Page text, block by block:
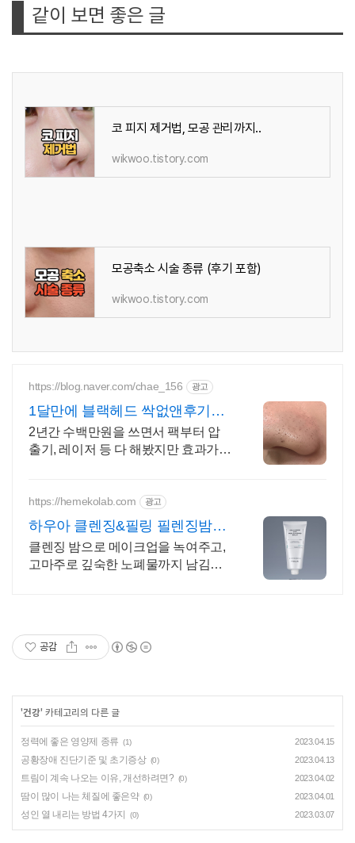
같이 보면 좋은 글
코 피지 제거법, 모공 관리까지..
wikwoo.tistory.com
모공축소 시술 종류 (후기 포함)
wikwoo.tistory.com
https://blog.naver.com/chae_156 광고
1달만에 블랙헤드 싹없앤후기
(시술X)
2년간 수백만원을 쓰면서 팩부터 압
출기, 레이저 등 다 해봤지만 효과가
https://hemekolab.com 광고
하우아 클렌징&필링 필렌징밤
NEW 클렌징 대란템 GET
클렌징 밤으로 메이크업을 녹여주고,
고마주로 깊숙한 노폐물까지 남김없
공감
'건강' 카테고리의 다른 글
정력에 좋은 영양제 종류 (1) 2023.04.15
공황장애 진단기준 및 초기증상 (0) 2023.04.13
트림이 계속 나오는 이유, 개선하려면? (0) 2023.04.02
땀이 많이 나는 체질에 좋은약 (0) 2023.04.01
성인 열 내리는 방법 4가지 (0) 2023.03.07